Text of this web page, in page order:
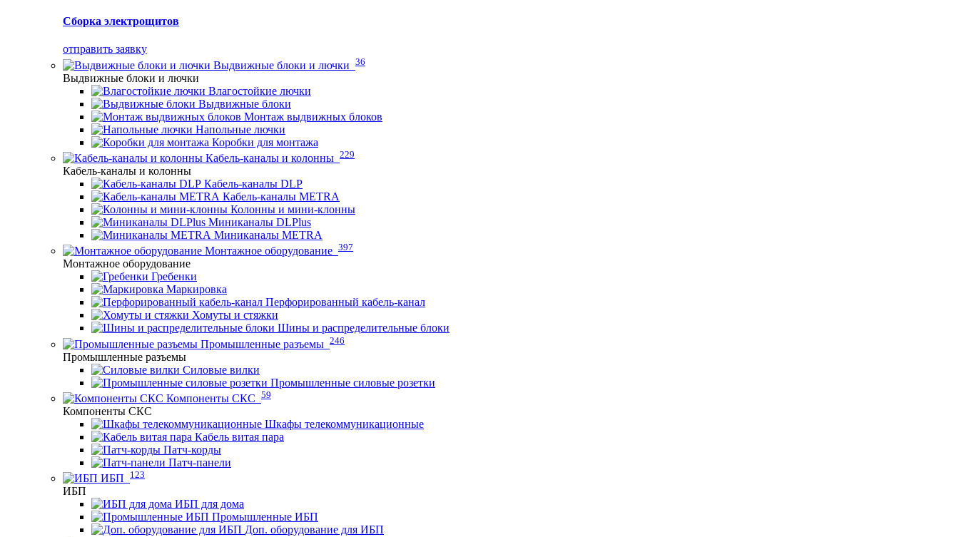
Сборка электрощитов
отправить заявку
Выдвижные блоки и лючки 36
Выдвижные блоки и лючки
Влагостойкие лючки
Выдвижные блоки
Монтаж выдвижных блоков
Напольные лючки
Коробки для монтажа
Кабель-каналы и колонны 229
Кабель-каналы и колонны
Кабель-каналы DLP
Кабель-каналы METRA
Колонны и мини-клонны
Миниканалы DLPlus
Миниканалы METRA
Монтажное оборудование 397
Монтажное оборудование
Гребенки
Маркировка
Перфорированный кабель-канал
Хомуты и стяжки
Шины и распределительные блоки
Промышленные разъемы 246
Промышленные разъемы
Силовые вилки
Промышленные силовые розетки
Компоненты СКС 59
Компоненты СКС
Шкафы телекоммуникационные
Кабель витая пара
Патч-корды
Патч-панели
ИБП
123
ИБП
ИБП для дома
Промышленные ИБП
Доп. оборудование для ИБП